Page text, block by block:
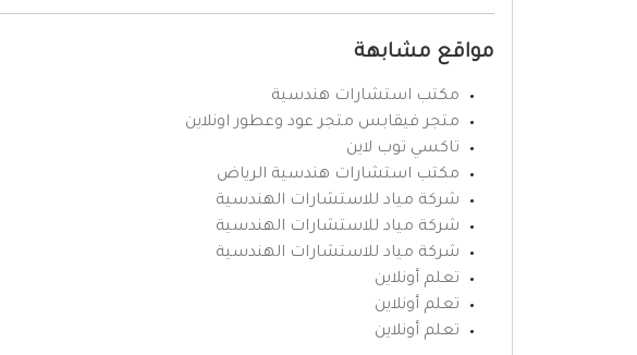
مواقع مشابهة
مكتب استشارات هندسية
متجر فيقابس متجر عود وعطور اونلاين
تاكسي توب لاين
مكتب استشارات هندسية الرياض
شركة مياد للاستشارات الهندسية
شركة مياد للاستشارات الهندسية
شركة مياد للاستشارات الهندسية
تعلم أونلاين
تعلم أونلاين
تعلم أونلاين